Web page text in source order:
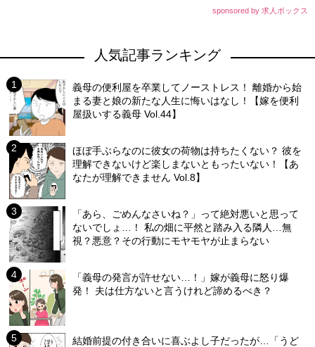
sponsored by 求人ボックス
人気記事ランキング
義母の便利屋を卒業してノーストレス！ 離婚から始
まる妻と娘の新たな人生に悔いはなし！【嫁を便利
屋扱いする義母 Vol.44】
ほぼ手ぶらなのに彼女の荷物は持ちたくない？ 彼を
理解できないけど楽しまないともったいない！【あ
なたが理解できません Vol.8】
「あら、ごめんなさいね？」って絶対悪いと思って
ないでしょ…！ 私の畑に平然と踏み入る隣人…無
視？悪意？その行動にモヤモヤが止まらない
「義母の発言が許せない…！」嫁が義母に怒り爆
発！ 夫は仕方ないと言うけれど諦めるべき？
結婚前提の付き合いに喜ぶよし子だったが…「うど